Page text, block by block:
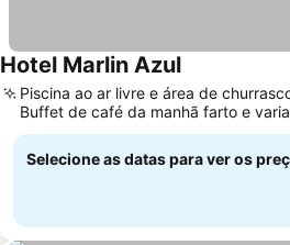
Hotel Marlin Azul
Piscina ao ar livre e área de
Buffet de café da manhã farto e
Selecione as datas para ver os